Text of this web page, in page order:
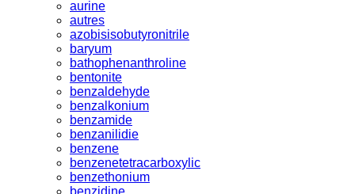
aurine
autres
azobisisobutyronitrile
baryum
bathophenanthroline
bentonite
benzaldehyde
benzalkonium
benzamide
benzanilidie
benzene
benzenetetracarboxylic
benzethonium
benzidine